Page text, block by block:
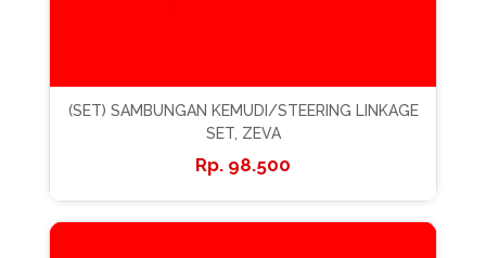
(SET) SAMBUNGAN KEMUDI/STEERING LINKAGE
SET, ZEVA
98.500